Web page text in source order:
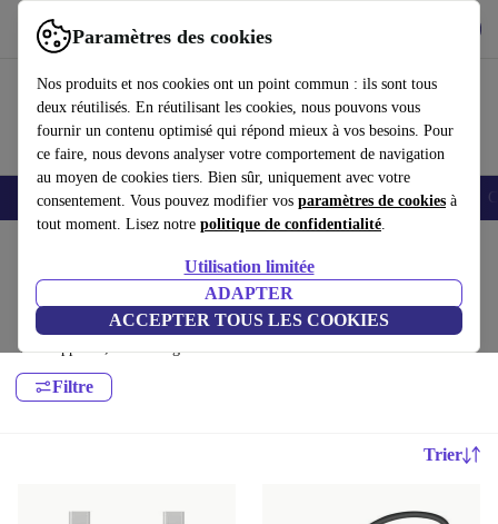
Paramètres des cookies
Nos produits et nos cookies ont un point commun : ils sont tous
deux réutilisés. En réutilisant les cookies, nous pouvons vous
fournir un contenu optimisé qui répond mieux à vos besoins. Pour
ce faire, nous devons analyser votre comportement de navigation
au moyen de cookies tiers. Bien sûr, uniquement avec votre
consentement. Vous pouvez modifier vos paramètres de cookies à
tout moment. Lisez notre politique de confidentialité.
Utilisation limitée
ADAPTER
ACCEPTER TOUS LES COOKIES
Utilisez refurbed rapidement et facilement
Smartphones Laptops Tablettes Montres connectées Accessoires
Accessoires pour pc portable:
Accessoires pour pc portable de haute qualité et à prix avantageux pour
votre appareil, avec une garantie de 12 mois minimum
Filtre
Trier